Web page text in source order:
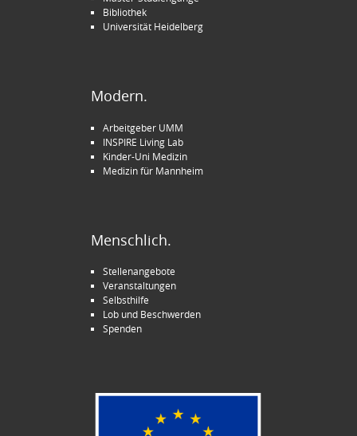
Bibliothek
Universität Heidelberg
Modern.
Arbeitgeber UMM
INSPIRE Living Lab
Kinder-Uni Medizin
Medizin für Mannheim
Menschlich.
Stellenangebote
Veranstaltungen
Selbsthilfe
Lob und Beschwerden
Spenden